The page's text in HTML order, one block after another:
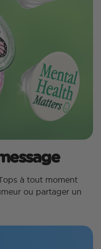
à tout moment
ou partager un